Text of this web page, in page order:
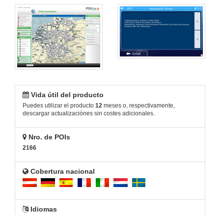
Vida útil del producto
Puedes utilizar el producto 12 meses o, respectivamente,
descargar actualizaciónes sin costes adicionales.
Nro. de POIs
2166
Cobertura nacional
Idiomas